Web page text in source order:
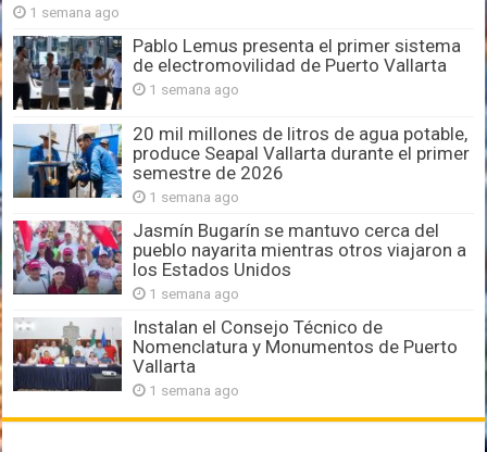
1 semana ago
Pablo Lemus presenta el primer sistema
de electromovilidad de Puerto Vallarta
1 semana ago
20 mil millones de litros de agua potable,
produce Seapal Vallarta durante el primer
semestre de 2026
1 semana ago
Jasmín Bugarín se mantuvo cerca del
pueblo nayarita mientras otros viajaron a
los Estados Unidos
1 semana ago
Instalan el Consejo Técnico de
Nomenclatura y Monumentos de Puerto
Vallarta
1 semana ago